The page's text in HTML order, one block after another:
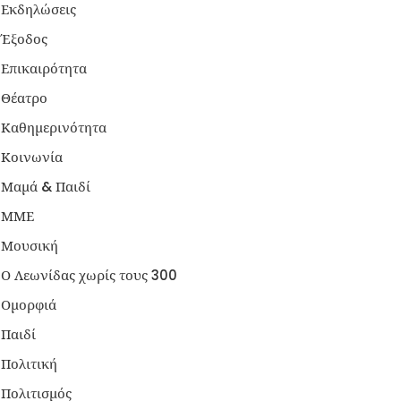
Εκδηλώσεις
Έξοδος
Επικαιρότητα
Θέατρο
Καθημερινότητα
Κοινωνία
Μαμά & Παιδί
ΜΜΕ
Μουσική
Ο Λεωνίδας χωρίς τους 300
Ομορφιά
Παιδί
Πολιτική
Πολιτισμός